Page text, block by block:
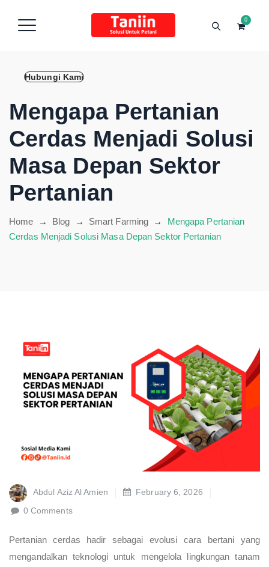
Hubungi Kami
0
Mengapa Pertanian
Cerdas Menjadi Solusi
Masa Depan Sektor
Pertanian
Home → Blog → Smart Farming → Mengapa Pertanian
Cerdas Menjadi Solusi Masa Depan Sektor Pertanian
Abdul Aziz Al Amien
February 6, 2026
0 Comments
Pertanian cerdas hadir sebagai evolusi cara bertani yang
mengandalkan teknologi untuk mengelola lingkungan tanam